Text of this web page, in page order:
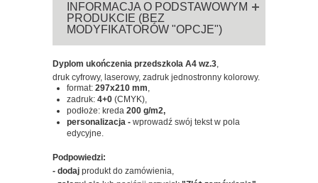
INFORMACJA O PODSTAWOWYM
PRODUKCIE (BEZ
MODYFIKATORÓW "OPCJE")
Dyplom ukończenia przedszkola A4 wz.3,
druk cyfrowy, laserowy, zadruk jednostronny kolorowy.
format: 297x210 mm,
zadruk: 4+0 (CMYK),
podłoże: kreda 200 g/m2,
personalizacja - wprowadź swój tekst w pola
edycyjne.
Podpowiedzi:
- dodaj produkt do zamówienia,